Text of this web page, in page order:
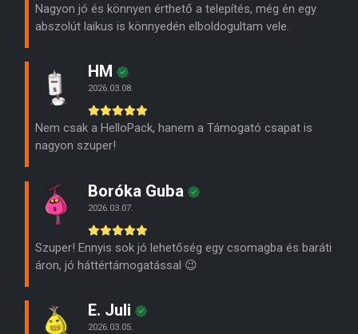
Nagyon jó és könnyen érthető a telepítés, még én egy
abszolút laikus is könnyedén elboldogultam vele.
HM
2026.03.08.
Nem csak a HelloPack, hanem a Támogató csapat is
nagyon szuper!
Boróka Guba
2026.03.07.
Szuper! Ennyis sok jó lehetőség egy csomagba és baráti
áron, jó háttértámogatással 😉
E. Juli
2026.03.05.